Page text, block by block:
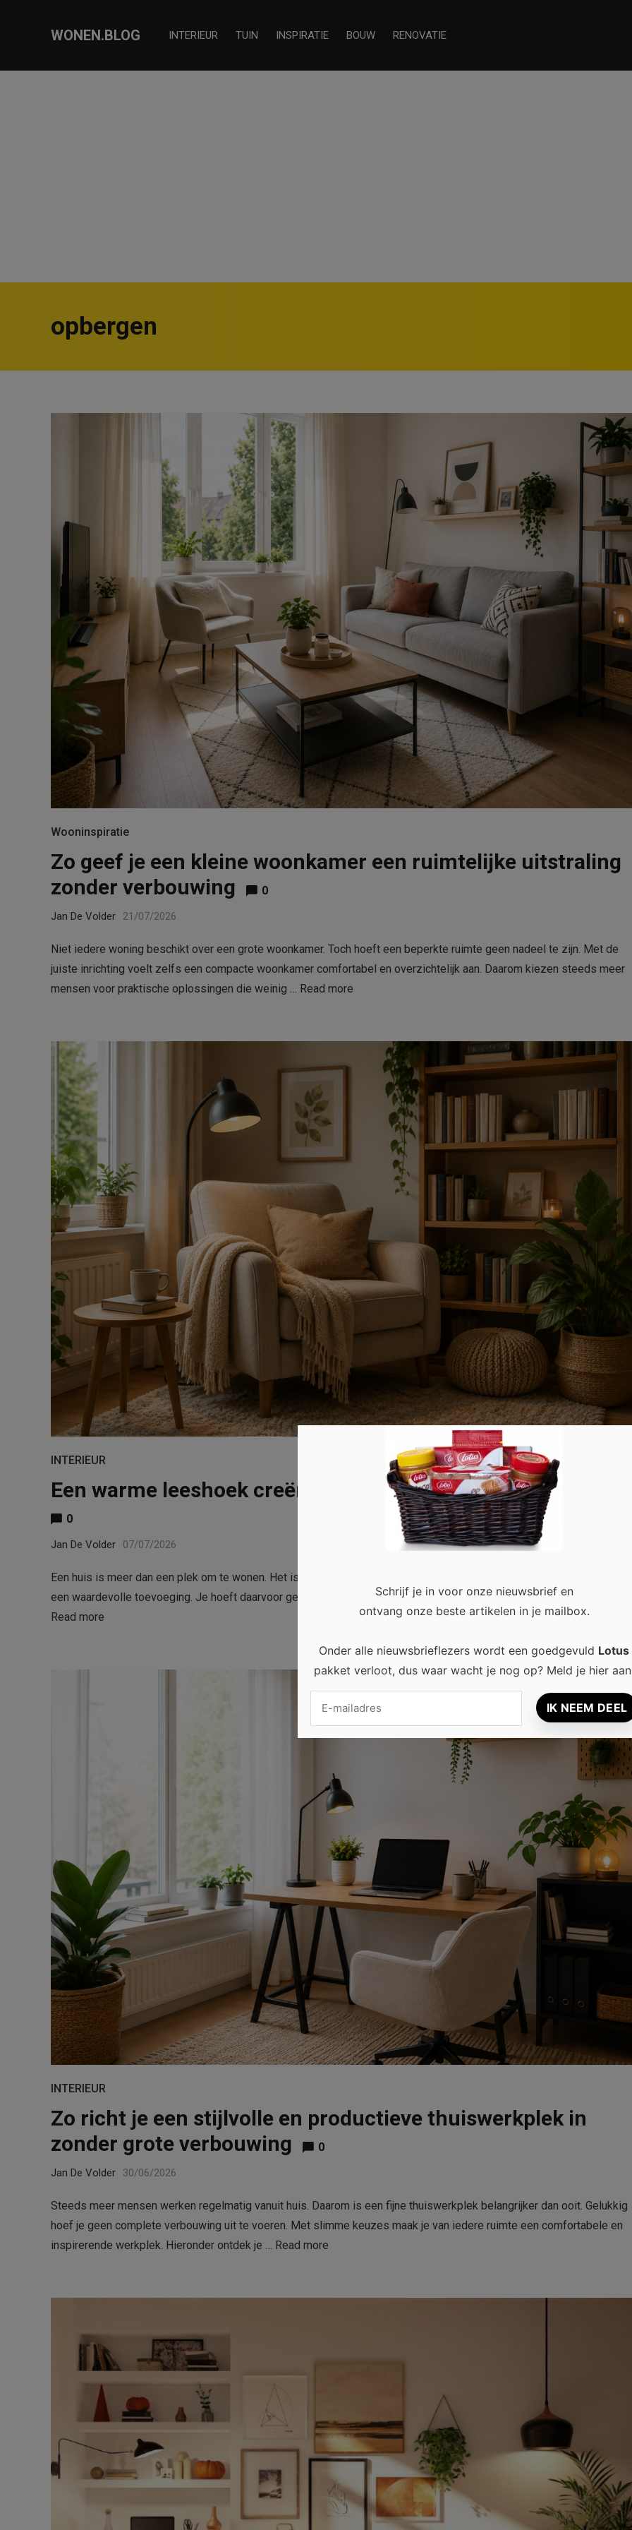
WONEN.BLOG INTERIEUR TUIN INSPIRATIE BOUW RENOVATIE
opbergen
Wooninspiratie
Zo geef je een kleine woonkamer een ruimtelijke uitstraling
zonder verbouwing
0
Jan De Volder 21/07/2026
Niet iedere woning beschikt over een grote woonkamer. Toch hoeft een beperkte ruimte geen nadeel te zijn. Met de
juiste inrichting voelt zelfs een compacte woonkamer comfortabel en overzichtelijk aan. Daarom kiezen steeds meer
mensen voor praktische oplossingen die weinig … Read more
INTERIEUR
Een warme leeshoek creëren waar je elke dag tot rust komt
0
Jan De Volder 07/07/2026
Een huis is meer dan een plek om te wonen. Het is ook een plek waar je ontspant. Daarom is een comfortabele
een waardevolle toevoeging. Je hoeft daarvoor geen grote woning te hebben. Zelfs een kleine ruimte kan veranderen
Read more
INTERIEUR
Zo richt je een stijlvolle en productieve thuiswerkplek in
zonder grote verbouwing
0
Jan De Volder 30/06/2026
Steeds meer mensen werken regelmatig vanuit huis. Daarom is een fijne thuiswerkplek belangrijker dan ooit. Gelukkig
hoef je geen complete verbouwing uit te voeren. Met slimme keuzes maak je van iedere ruimte een comfortabele en
inspirerende werkplek. Hieronder ontdek je … Read more
Schrijf je in voor onze nieuwsbrief en
ontvang onze beste artikelen in je mailbox.
Onder alle nieuwsbrieflezers wordt een goedgevuld Lotus
pakket verloot, dus waar wacht je nog op? Meld je hier